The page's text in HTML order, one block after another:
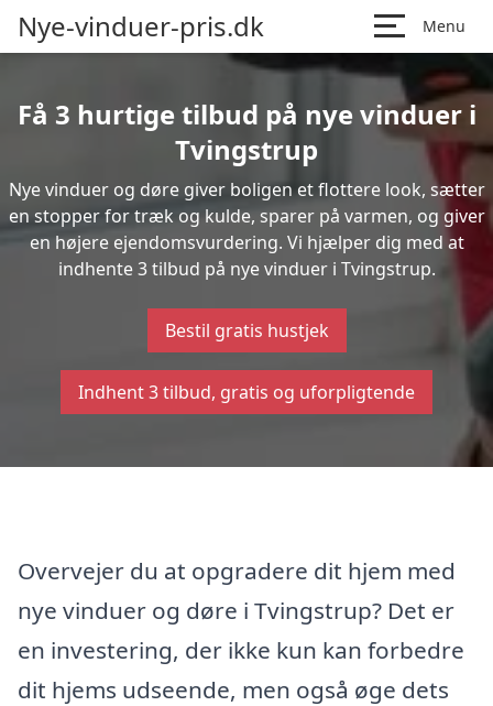
Nye-vinduer-pris.dk Menu
Få 3 hurtige tilbud på nye vinduer i
Tvingstrup
Nye vinduer og døre giver boligen et flottere look, sætter
en stopper for træk og kulde, sparer på varmen, og giver
en højere ejendomsvurdering. Vi hjælper dig med at
indhente 3 tilbud på nye vinduer i Tvingstrup.
Bestil gratis hustjek
Indhent 3 tilbud, gratis og uforpligtende
Overvejer du at opgradere dit hjem med
nye vinduer og døre i Tvingstrup? Det er
en investering, der ikke kun kan forbedre
dit hjems udseende, men også øge dets